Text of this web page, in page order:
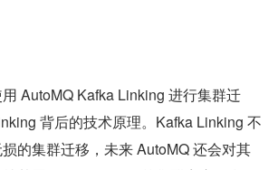
AutoMQ Kafka Linking 进行集群迁
背后的技术原理。Kafka Linking 不
的集群迁移，未来 AutoMQ 还会对其